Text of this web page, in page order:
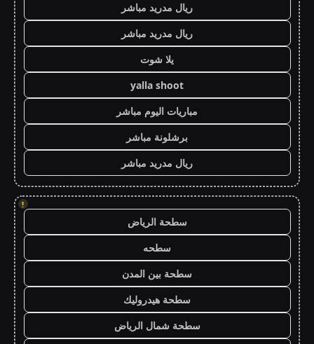
ريال مدريد مباشر
ريال مدريد مباشر
يلا شوت
yalla shoot
مباريات اليوم مباشر
برشلونة مباشر
ريال مدريد مباشر
!
سطحة الرياض
سطحه
سطحة بين المدن
سطحة هيدروليك
سطحة شمال الرياض